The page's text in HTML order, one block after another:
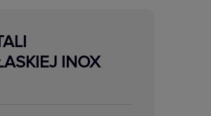
INOX